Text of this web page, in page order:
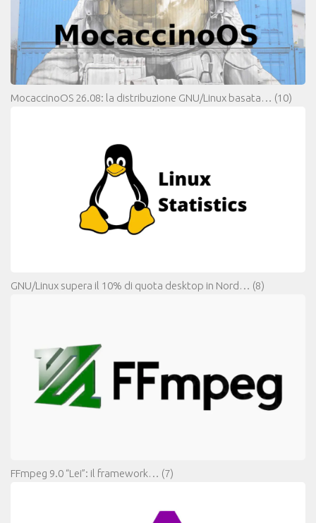
MocaccinoOS 26.08: la distribuzione GNU/Linux basata… (10)
GNU/Linux supera il 10% di quota desktop in Nord… (8)
FFmpeg 9.0 “Lei”: il framework… (7)